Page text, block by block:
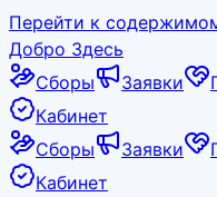
Перейти к
Добро Здесь
Сборы
Заявки
Кабинет
Сборы
Заявки
Кабинет